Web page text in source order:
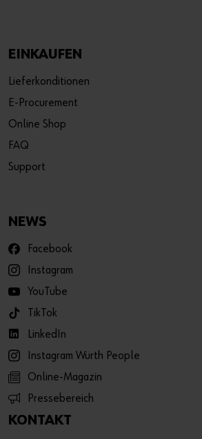
EINKAUFEN
Lieferkonditionen
E-Procurement
Online Shop
FAQ
Support
NEWS
Facebook
Instagram
YouTube
TikTok
LinkedIn
Instagram Würth People
Online-Magazin
Pressebereich
KONTAKT